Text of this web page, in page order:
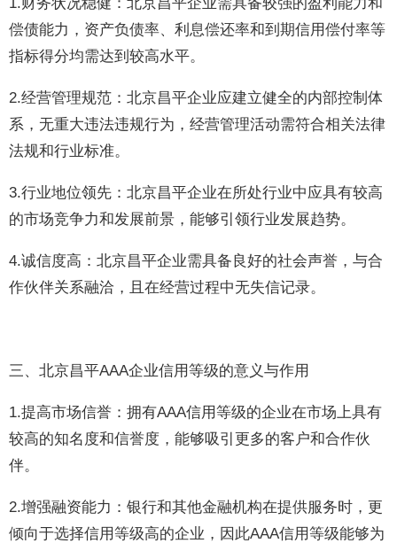
偿债能力，资产负债率、利息偿还率和到期信用偿付率等
指标得分均需达到较高水平。
2.经营管理规范：北京昌平企业应建立健全的内部控制体
系，无重大违法违规行为，经营管理活动需符合相关法律
法规和行业标准。
3.行业地位领先：北京昌平企业在所处行业中应具有较高
的市场竞争力和发展前景，能够引领行业发展趋势。
4.诚信度高：北京昌平企业需具备良好的社会声誉，与合
作伙伴关系融洽，且在经营过程中无失信记录。
三、北京昌平AAA企业信用等级的意义与作用
1.提高市场信誉：拥有AAA信用等级的企业在市场上具有
较高的知名度和信誉度，能够吸引更多的客户和合作伙
伴。
2.增强融资能力：银行和其他金融机构在提供服务时，更
倾向于选择信用等级高的企业，因此AAA信用等级能够为